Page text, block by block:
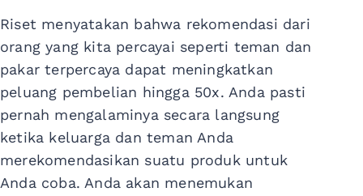
Riset menyatakan bahwa rekomendasi dari
orang yang kita percayai seperti teman dan
pakar terpercaya dapat meningkatkan
peluang pembelian hingga 50x. Anda pasti
pernah mengalaminya secara langsung
ketika keluarga dan teman Anda
merekomendasikan suatu produk untuk
Anda coba. Anda akan menemukan